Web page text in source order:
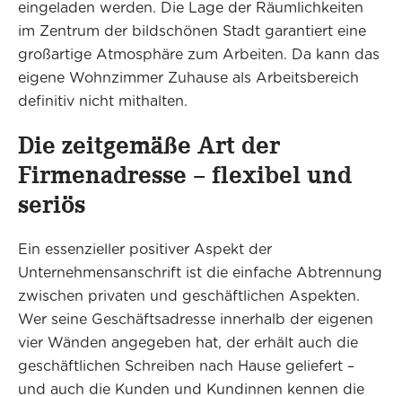
eingeladen werden. Die Lage der Räumlichkeiten
im Zentrum der bildschönen Stadt garantiert eine
großartige Atmosphäre zum Arbeiten. Da kann das
eigene Wohnzimmer Zuhause als Arbeitsbereich
definitiv nicht mithalten.
Die zeitgemäße Art der
Firmenadresse – flexibel und
seriös
Ein essenzieller positiver Aspekt der
Unternehmensanschrift ist die einfache Abtrennung
zwischen privaten und geschäftlichen Aspekten.
Wer seine Geschäftsadresse innerhalb der eigenen
vier Wänden angegeben hat, der erhält auch die
geschäftlichen Schreiben nach Hause geliefert –
und auch die Kunden und Kundinnen kennen die